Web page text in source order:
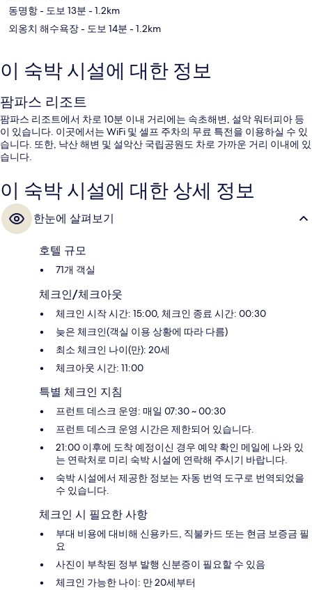
동명항- 도보 13분 - 1.2km
외옹치 해수욕장- 도보 14분 - 1.2km
이 숙박 시설에 대한 정보
팜파스 리조트
팜파스 리조트에서 차로 10분 이내 거리에는 속초해변, 설악 워터피아 등
이 있습니다. 이곳에서는 WiFi 및 셀프 주차의 무료 특전을 이용하실 수 있
습니다. 또한, 낙산 해변 및 설악산 국립공원도 차로 가까운 거리 이내에 있
습니다.
이 숙박 시설에 대한 상세 정보
한눈에 살펴보기
호텔 규모
71개 객실
체크인/체크아웃
체크인 시작 시간: 15:00, 체크인 종료 시간: 00:30
늦은 체크인(객실 이용 상황에 따라 다름)
최소 체크인 나이(만): 20세
체크아웃 시간: 11:00
특별 체크인 지침
프런트 데스크 운영: 매일 07:30 ~ 00:30
프런트 데스크 운영 시간은 제한되어 있습니다.
21:00 이후에 도착 예정이신 경우 예약 확인 메일에 나와 있
는 연락처로 미리 숙박 시설에 연락해 주시기 바랍니다.
숙박 시설에서 제공한 정보는 자동 번역 도구로 번역되었을
수 있습니다.
체크인 시 필요한 사항
부대 비용에 대비해 신용카드, 직불카드 또는 현금 보증금 필
요
사진이 부착된 정부 발행 신분증이 필요할 수 있음
체크인 가능한 나이: 만 20세부터